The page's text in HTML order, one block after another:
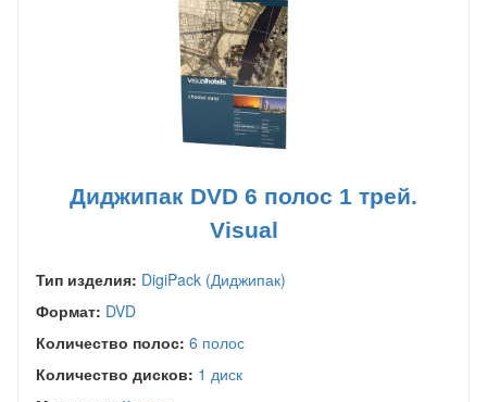
Диджипак DVD 6 полос 1 трей.
Visual
Тип изделия: DigiPack (Диджипак)
Формат: DVD
Количество полос: 6 полос
Количество дисков: 1 диск